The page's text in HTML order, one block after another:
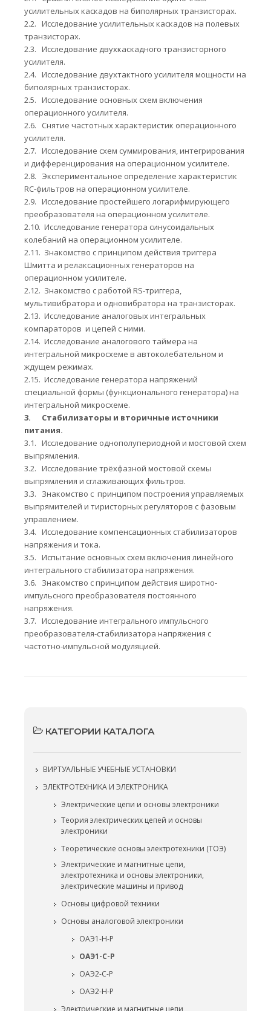
усилительных каскадов на биполярных транзисторах.
2.2. Исследование усилительных каскадов на полевых
транзисторах.
2.3. Исследование двухкаскадного транзисторного
усилителя.
2.4. Исследование двухтактного усилителя мощности на
биполярных транзисторах.
2.5. Исследование основных схем включения
операционного усилителя.
2.6.
Снятие частотных характеристик операционного
усилителя.
2.7. Исследование схем суммирования, интегрирования
и дифференцирования на операционном усилителе.
2.8.
Экспериментальное определение характеристик
RC-фильтров на операционном усилителе.
2.9. Исследование простейшего логарифмирующего
преобразователя на операционном усилителе.
2.10. Исследование генератора синусоидальных
колебаний на операционном усилителе.
2.11. Знакомство с принципом действия триггера
Шмитта и релаксационных генераторов на
операционном усилителе.
2.12. Знакомство с работой RS-триггера,
мультивибратора и одновибратора на транзисторах.
2.13. Исследование аналоговых интегральных
компараторов и цепей с ними.
2.14. Исследование аналогового таймера на
интегральной микросхеме в автоколебательном и
ждущем режимах.
2.15. Исследование генератора напряжений
специальной формы (функционального генератора) на
интегральной микросхеме.
3.
Стабилизаторы и вторичные источники
питания.
3.1. Исследование однополупериодной и мостовой схем
выпрямления.
3.2. Исследование трёхфазной мостовой схемы
выпрямления и сглаживающих фильтров.
3.3.
Знакомство с принципом построения управляемых
выпрямителей и тиристорных регуляторов с фазовым
управлением.
3.4. Исследование компенсационных стабилизаторов
напряжения и тока.
3.5. Испытание основных схем включения линейного
интегрального стабилизатора напряжения.
3.6.
Знакомство с принципом действия широтно-
импульсного преобразователя постоянного
напряжения.
3.7. Исследование интегрального импульсного
преобразователя-стабилизатора напряжения с
частотно-импульсной модуляцией.
КАТЕГОРИИ КАТАЛОГА
ВИРТУАЛЬНЫЕ УЧЕБНЫЕ УСТАНОВКИ
ЭЛЕКТРОТЕХНИКА И ЭЛЕКТРОНИКА
Электрические цепи и основы электроники
Теория электрических цепей и основы
электроники
Теоретические основы электротехники (ТОЭ)
Электрические и магнитные цепи,
электротехника и основы электроники,
электрические машины и привод
Основы цифровой техники
Основы аналоговой электроники
ОАЭ1-Н-Р
ОАЭ1-С-Р
ОАЭ2-С-Р
ОАЭ2-Н-Р
Электрические и магнитные цепи